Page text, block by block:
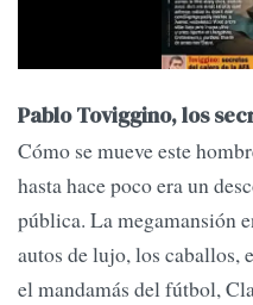
Pablo Toviggino, los
Cómo se mueve este
hasta hace poco era un
pública. La megamansión
autos de lujo, los
el mandamás del fútbol,